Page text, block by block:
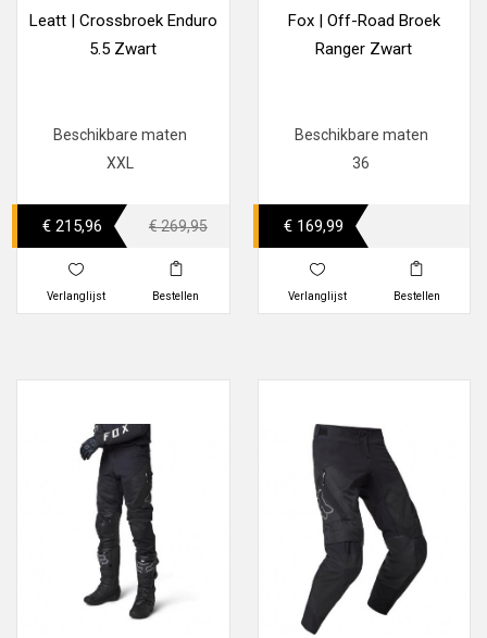
Leatt | Crossbroek Enduro
5.5 Zwart
Beschikbare maten
XXL
€ 215,96 € 269,95
Verlanglijst Bestellen
Fox | Off-Road Broek
Ranger Zwart
Beschikbare maten
36
€ 169,99
Verlanglijst Bestellen